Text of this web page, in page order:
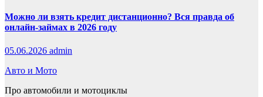
Можно ли взять кредит дистанционно? Вся правда об
онлайн-займах в 2026 году
05.06.2026 admin
Авто и Мото
Про автомобили и мотоциклы